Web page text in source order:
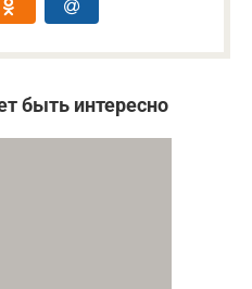
быть интересно